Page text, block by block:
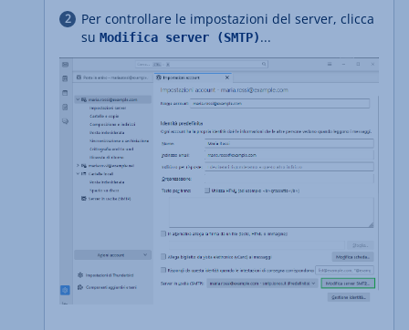
Per controllare le impostazioni del server, clicca
su Modifica server (SMTP)...